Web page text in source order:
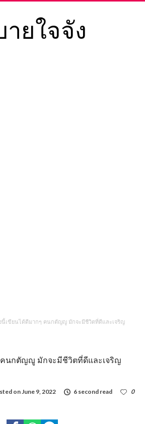
ยใจจัง
นี้เขียนได้ดีมากๆ คนกตัญญู มักจะมีชีวิตที่ดีและเจริญ
คนกตัญญู มักจะมีชีวิตที่ดีและเจริญ
onJune 9, 2022 6 second read
0